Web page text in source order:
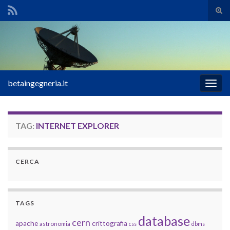
il
Search for:
la
betaingegneria.it
TAG: INTERNET EXPLORER
CERCA
TAGS
apache astronomia cern crittografia css database dbms